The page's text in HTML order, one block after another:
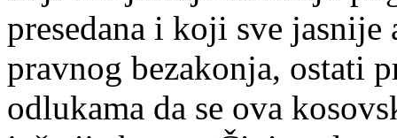
presedana i koji sve
pravnog bezakonja, ostati
odlukama da se ova